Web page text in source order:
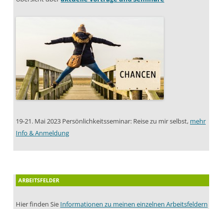
19-21. Mai 2023 Persönlichkeitsseminar: Reise zu mir selbst, mehr
Info & Anmeldung
ARBEITSFELDER
Hier finden Sie Informationen zu meinen einzelnen Arbeitsfeldern